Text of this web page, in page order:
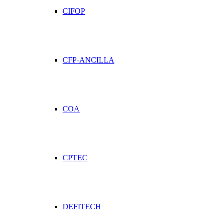
CIFOP
CFP-ANCILLA
COA
CPTEC
DEFITECH